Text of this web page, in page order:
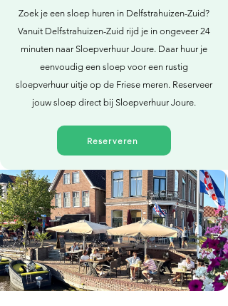
Zoek je een sloep huren in Delfstrahuizen-Zuid?
Vanuit Delfstrahuizen-Zuid rijd je in ongeveer 24
minuten naar Sloepverhuur Joure. Daar huur je
eenvoudig een sloep voor een rustig
sloepverhuur uitje op de Friese meren. Reserveer
jouw sloep direct bij Sloepverhuur Joure.
Reserveren